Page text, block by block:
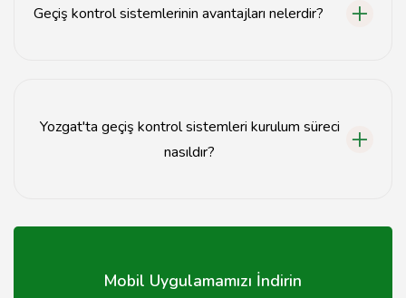
Geçiş kontrol sistemlerinin avantajları nelerdir?
Yozgat'ta geçiş kontrol sistemleri kurulum süreci
nasıldır?
aşamalarını içerir.
Mobil Uygulamamızı İndirin